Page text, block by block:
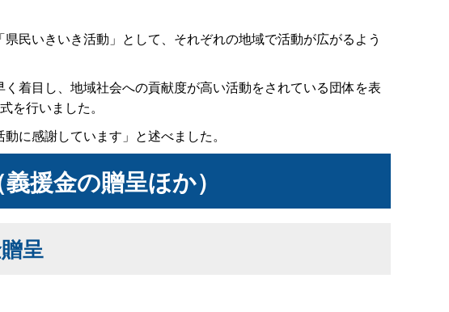
民いきいき活動」として、それぞれの地域で活動が広がるよう
着目し、地域社会への貢献度が高い活動をされている団体を表
を行いました。
に感謝しています」と述べました。
援金の贈呈ほか）
呈